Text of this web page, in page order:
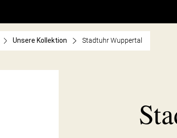
Unsere Kollektion Stadtuhr Wuppertal